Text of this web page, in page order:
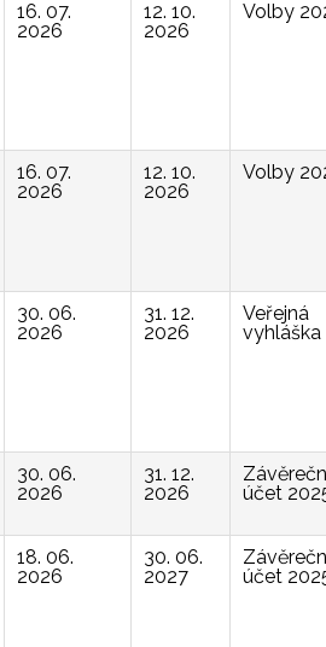
16. 07.
2026
12. 10.
2026
Volby
16. 07.
2026
12. 10.
2026
Volby
30. 06.
2026
31. 12.
2026
Veřejná
vyhláška
30. 06.
2026
31. 12.
2026
účet
18. 06.
2026
30. 06.
2027
účet